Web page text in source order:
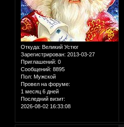
Откуда: Великий Устюг
Зарегистрирован: 2013-03-27
Приглашений: 0
Сообщений: 8895
Пол: Мужской
Провел на форуме:
1 месяц 6 дней
Последний визит:
2026-08-02 16:33:08